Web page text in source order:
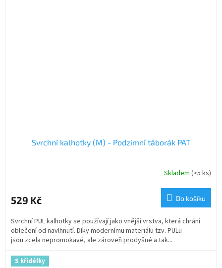
Svrchní kalhotky (M) - Podzimní táborák PAT
Skladem (>5 ks)
529 Kč Do košíku
Svrchní PUL kalhotky se používají jako vnější vrstva, která chrání
oblečení od navlhnutí. Díky modernímu materiálu tzv. PULu
jsou zcela nepromokavé, ale zároveň prodyšné a tak...
S křidélky